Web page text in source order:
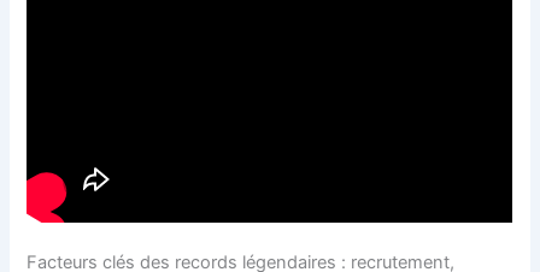
Facteurs clés des records légendaires : recrutement,